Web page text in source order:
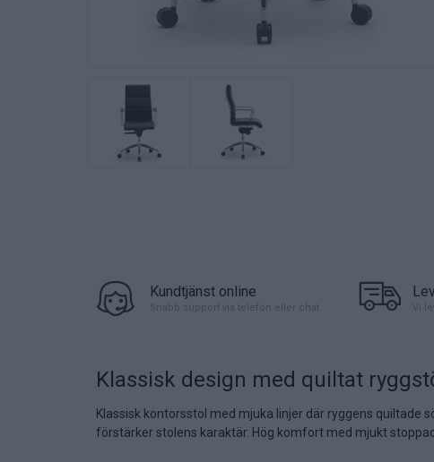
Kundtjänst online
Snabb support via telefon eller chat Vi
Klassisk design med quiltat
Klassisk kontorsstol med mjuka linjer där ryggens quiltade
förstärker stolens karaktär. Hög komfort med mjukt